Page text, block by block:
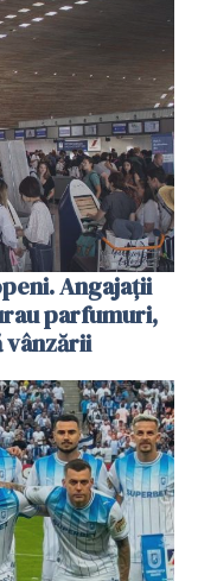
Angajații
parfumuri,
vânzării